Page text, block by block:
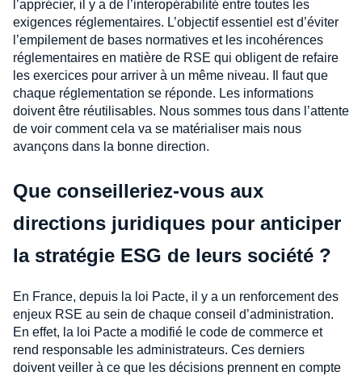
l’apprécier, il y a de l’interopérabilité entre toutes les
exigences réglementaires. L’objectif essentiel est d’éviter
l’empilement de bases normatives et les incohérences
réglementaires en matière de RSE qui obligent de refaire
les exercices pour arriver à un même niveau. Il faut que
chaque réglementation se réponde. Les informations
doivent être réutilisables. Nous sommes tous dans l’attente
de voir comment cela va se matérialiser mais nous
avançons dans la bonne direction.
Que conseilleriez-vous aux
directions juridiques pour anticiper
la stratégie ESG de leurs société ?
En France, depuis la loi Pacte, il y a un renforcement des
enjeux RSE au sein de chaque conseil d’administration.
En effet, la loi Pacte a modifié le code de commerce et
rend responsable les administrateurs. Ces derniers
doivent veiller à ce que les décisions prennent en compte